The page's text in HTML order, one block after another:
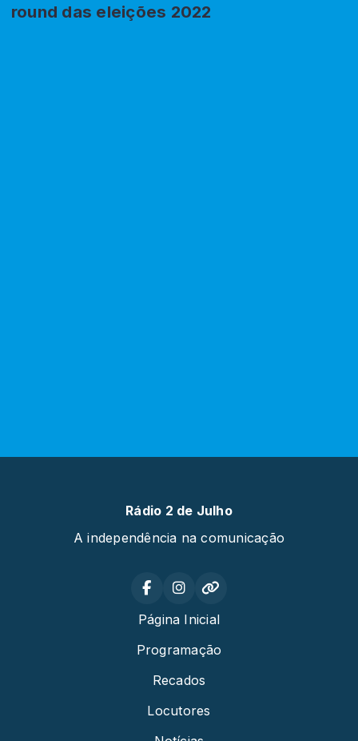
round das eleições 2022
Rádio 2 de Julho
A independência na comunicação
Página Inicial
Programação
Recados
Locutores